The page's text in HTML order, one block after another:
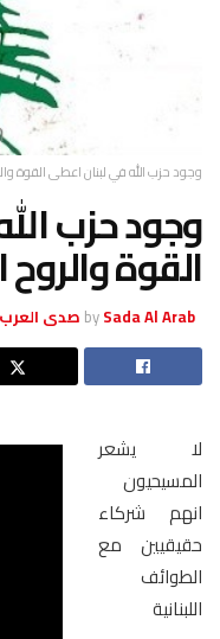
وجود حزب الله في لبنان اعطى القوة
وجود حزب
القوة والروح
bySada Al Arab صدى العرب
لا يشعر
المسيحيون
انهم شركاء
حقيقيين مع
الطوائف
اللبنانية